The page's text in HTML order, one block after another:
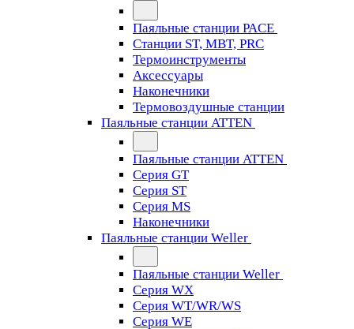
Паяльные станции PACE
Станции ST, MBT, PRC
Термоинструменты
Аксессуары
Наконечники
Термовоздушные станции
Паяльные станции ATTEN
Паяльные станции ATTEN
Серия GT
Серия ST
Серия MS
Наконечники
Паяльные станции Weller
Паяльные станции Weller
Серия WX
Серия WT/WR/WS
Серия WE